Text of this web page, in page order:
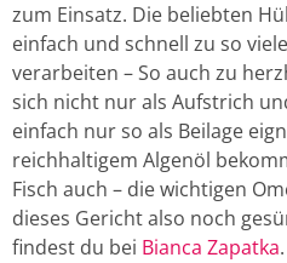
zum Einsatz. Die beliebten
einfach und schnell zu so
verarbeiten – So auch zu
sich nicht nur als Aufstrich
einfach nur so als Beilage
reichhaltigem Algenöl
Fisch auch – die wichtigen
dieses Gericht also noch
findest du bei Bianca Zapatka.